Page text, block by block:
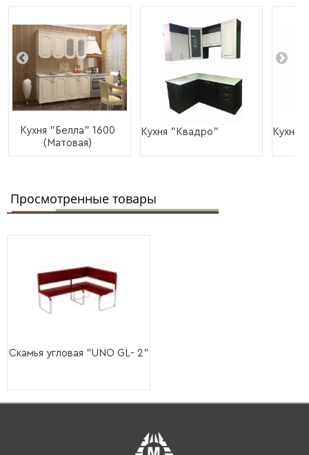
Кухня "Белла" 1600
(Матовая)
Кухня "Квадро" Кухня
Просмотренные товары
Скамья угловая "UNO GL- 2"